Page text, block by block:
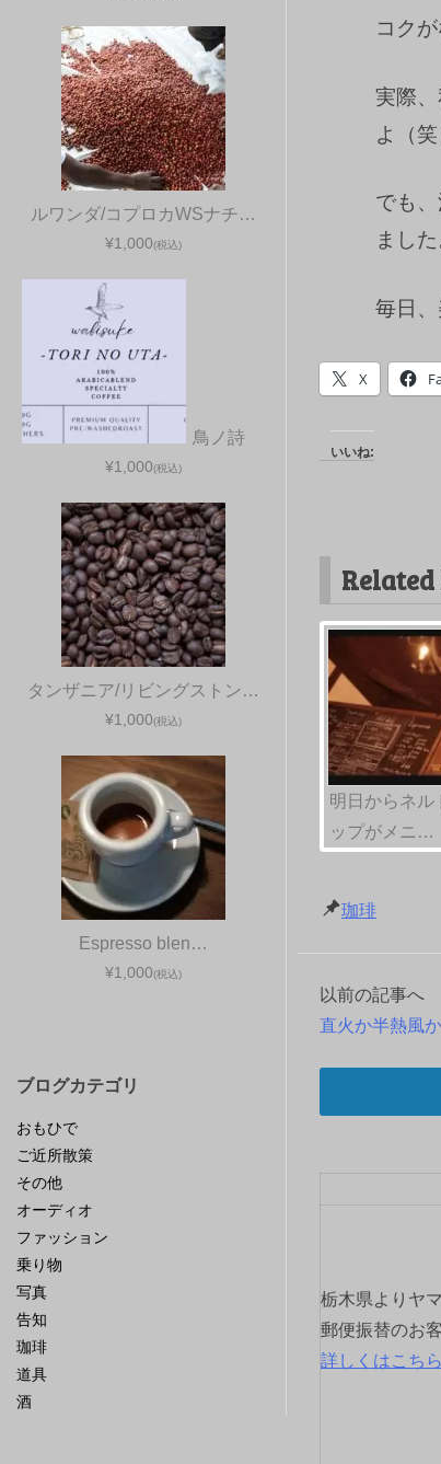
コク
実際
よ（
でも
ました
毎日
X
いいね:
明日からネル
ップがメニ…
珈琲
投
シ
ョ
以前の記事へ
直火か半熱風
栃木県よりヤ
郵便振替のお
詳しくはこちら
ルワンダ/コプロカWSナチ…
¥1,000(税込)
鳥ノ詩
¥1,000(税込)
タンザニア/リビングストン…
¥1,000(税込)
Espresso blen…
¥1,000(税込)
ブログカテゴリ
おもひで
ご近所散策
その他
オーディオ
ファッション
乗り物
写真
告知
珈琲
道具
酒